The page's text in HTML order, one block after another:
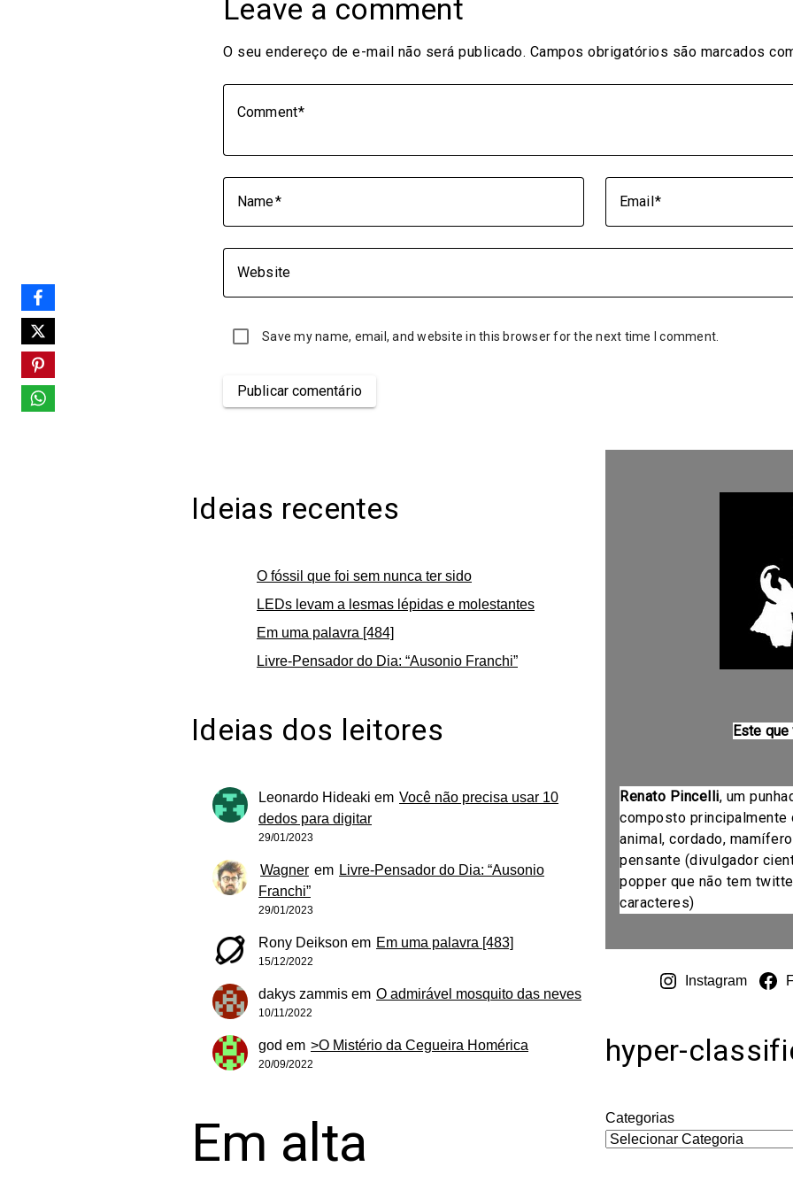
Leave a comment
O seu endereço de e-mail não será publicado. Campos obrigatórios são marcados
Comment
Name Email
Website
Save my name, email, and website in this browser for the next time I comment.
Publicar comentário
Ideias recentes
O fóssil que foi sem nunca ter sido
LEDs levam a lesmas lépidas e molestantes
Em uma palavra [484]
Livre-Pensador do Dia: “Ausonio Franchi”
Ideias dos leitores
Leonardo Hideaki em Você não precisa usar 10
dedos para digitar
29/01/2023
Wagner em Livre-Pensador do Dia: “Ausonio
Franchi”
29/01/2023
Rony Deikson em Em uma palavra [483]
15/12/2022
dakys zammis em O admirável mosquito das neves
10/11/2022
god em >O Mistério da Cegueira Homérica
20/09/2022
Em alta
Este
Renato Pincelli, um
composto principalmente
animal, cordado,
pensante (divulgador
popper que não tem
caracteres)
Instagram
hyper-
Categorias